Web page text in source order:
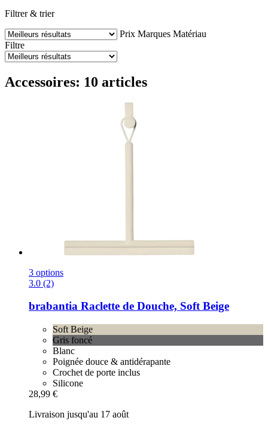
Filtrer & trier
Prix Marques Matériau
Filtre
Accessoires: 10 articles
3 options
3.0 (2)
brabantia Raclette de Douche, Soft Beige
Soft Beige
Gris foncé
Blanc
Poignée douce & antidérapante
Crochet de porte inclus
Silicone
28,99 €
Livraison jusqu'au 17 août